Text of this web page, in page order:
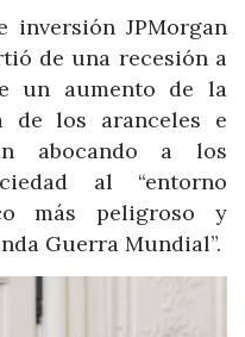
inversión JPMorgan
de una recesión a
un aumento de la
de los aranceles e
abocando a los
al “entorno
más peligroso y
Guerra Mundial”.